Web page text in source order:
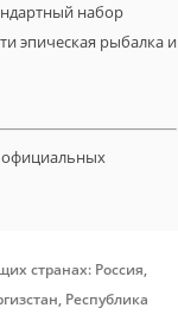
набор
эпическая рыбалка и
странах: Россия,
Республика